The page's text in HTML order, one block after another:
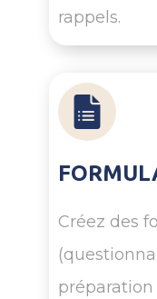
rappels.
Créez des
préparation